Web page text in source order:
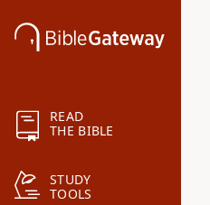
READ
THE BIBLE
STUDY
TOOLS